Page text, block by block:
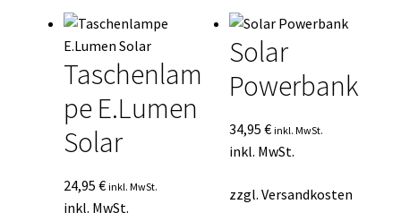
Taschenlam
pe E.Lumen
Solar
24,95 € inkl. MwSt.
inkl. MwSt.
Solar
Powerbank
34,95€ inkl. MwSt.
inkl. MwSt.
zzgl.Versandkosten